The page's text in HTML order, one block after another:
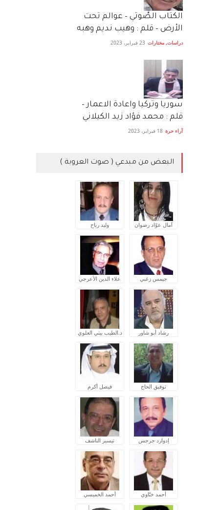
الكتاب الصَّوتي – عوالم تحت
الأرض – قلم : وهيب نديم وهبه
دراسات, مختارات 23 فبراير، 2023
سوريا وتركيا واعادة الاعمار –
قلم : محمد فؤاد زيد الكيلاني
آراء حرة 18 فبراير، 2023
البعض من مبدعي ( صوت العروبة )
آمال عوّاد رضوان وليد رباح
جيمس زغبي علاء الدين الأعرجي
رشاد أبو شاور د.الطيب بيتي العلوي
توفيق الحاج فيصل أكرم
إدوارد جرجس تيسير الناشف
أحمد ختّاوي أحمد الخميسي